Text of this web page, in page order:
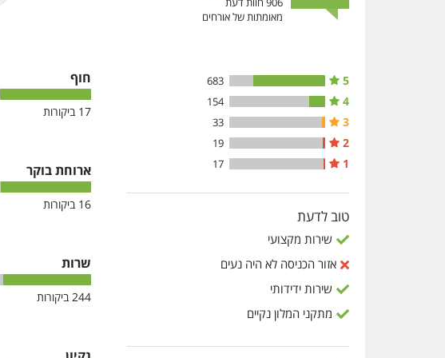
מאומתות של אורחים
5
683
4
154
3
33
2
19
1
17
טוב לדעת
שירות מקצועי
אזור הכניסה לא היה נעים
שירות ידידותי
מתקני המלון נקיים
חוף
17 ביקורות
ארוחת בוקר
16 ביקורות
שרות
244 ביקורות